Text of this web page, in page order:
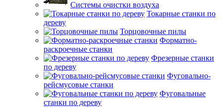
Системы очистки воздуха
Токарные станки по
дереву
Торцовочные пилы
Форматно-
раскроечные станки
Фрезерные станки
по дереву
Фуговально-
рейсмусовые станки
Фуговальные
станки по дереву